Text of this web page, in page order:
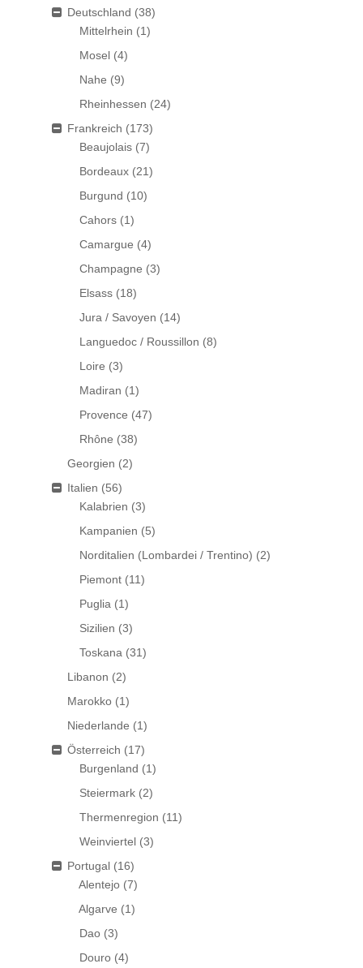
Deutschland (38)
Mittelrhein (1)
Mosel (4)
Nahe (9)
Rheinhessen (24)
Frankreich (173)
Beaujolais (7)
Bordeaux (21)
Burgund (10)
Cahors (1)
Camargue (4)
Champagne (3)
Elsass (18)
Jura / Savoyen (14)
Languedoc / Roussillon (8)
Loire (3)
Madiran (1)
Provence (47)
Rhône (38)
Georgien (2)
Italien (56)
Kalabrien (3)
Kampanien (5)
Norditalien (Lombardei / Trentino) (2)
Piemont (11)
Puglia (1)
Sizilien (3)
Toskana (31)
Libanon (2)
Marokko (1)
Niederlande (1)
Österreich (17)
Burgenland (1)
Steiermark (2)
Thermenregion (11)
Weinviertel (3)
Portugal (16)
Alentejo (7)
Algarve (1)
Dao (3)
Douro (4)